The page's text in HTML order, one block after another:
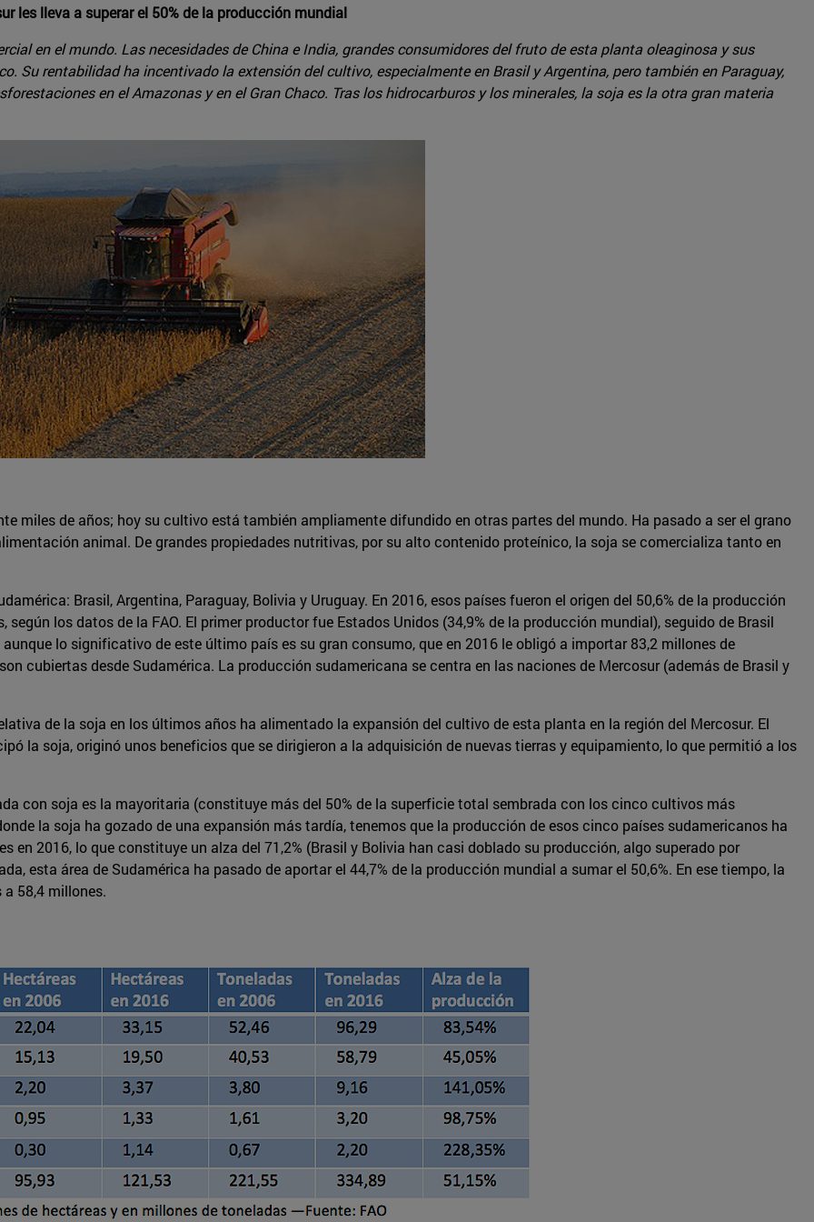
les lleva a superar el 50% de la producción mundial
en el mundo. Las necesidades de China e India, grandes consumidores del fruto de esta planta oleaginosa y sus
Su rentabilidad ha incentivado la extensión del cultivo, especialmente en Brasil y Argentina, pero también en Paraguay,
en el Amazonas y en el Gran Chaco. Tras los hidrocarburos y los minerales, la soja es la otra gran materia
miles de años; hoy su cultivo está también ampliamente difundido en otras partes del mundo. Ha pasado a ser el grano
animal. De grandes propiedades nutritivas, por su alto contenido proteínico, la soja se comercializa tanto en
Brasil, Argentina, Paraguay, Bolivia y Uruguay. En 2016, esos países fueron el origen del 50,6% de la producción
los datos de la FAO. El primer productor fue Estados Unidos (34,9% de la producción mundial), seguido de Brasil
lo significativo de este último país es su gran consumo, que en 2016 le obligó a importar 83,2 millones de
cubiertas desde Sudamérica. La producción sudamericana se centra en las naciones de Mercosur (además de Brasil y
de la soja en los últimos años ha alimentado la expansión del cultivo de esta planta en la región del Mercosur. El
la soja, originó unos beneficios que se dirigieron a la adquisición de nuevas tierras y equipamiento, lo que permitió a los
con soja es la mayoritaria (constituye más del 50% de la superficie total sembrada con los cinco cultivos más
la soja ha gozado de una expansión más tardía, tenemos que la producción de esos cinco países sudamericanos ha
en 2016, lo que constituye un alza del 71,2% (Brasil y Bolivia han casi doblado su producción, algo superado por
esta área de Sudamérica ha pasado de aportar el 44,7% de la producción mundial a sumar el 50,6%. En ese tiempo, la
58,4 millones.